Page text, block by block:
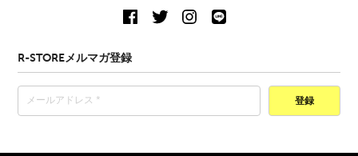
R-STOREメルマガ登録
登録